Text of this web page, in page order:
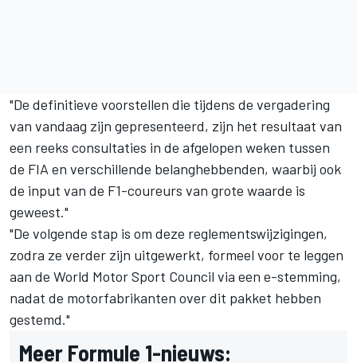
"De definitieve voorstellen die tijdens de vergadering
van vandaag zijn gepresenteerd, zijn het resultaat van
een reeks consultaties in de afgelopen weken tussen
de FIA en verschillende belanghebbenden, waarbij ook
de input van de F1-coureurs van grote waarde is
geweest."
"De volgende stap is om deze reglementswijzigingen,
zodra ze verder zijn uitgewerkt, formeel voor te leggen
aan de World Motor Sport Council via een e-stemming,
nadat de motorfabrikanten over dit pakket hebben
gestemd."
Meer Formule 1-nieuws: